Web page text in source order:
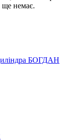
немає.
БОГДАН